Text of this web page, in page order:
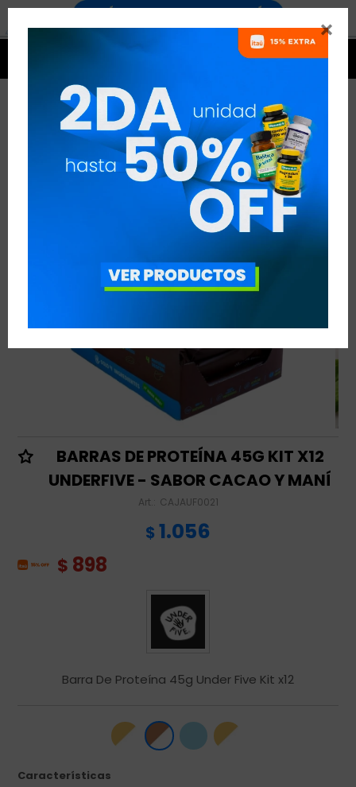

BARRAS DE PROTEÍNA 45G KIT X12
UNDERFIVE - SABOR CACAO Y MANÍ
CAJAUF0021
$ 1.056
$ 898
Barra De Proteína 45g Under Five Kit x12
Características